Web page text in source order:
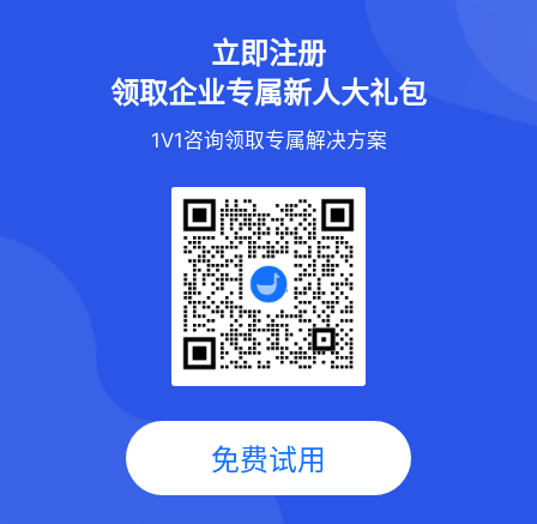
立即注册
领取企业专属新人大礼包
1V1咨询领取专属解决方案
免费试用